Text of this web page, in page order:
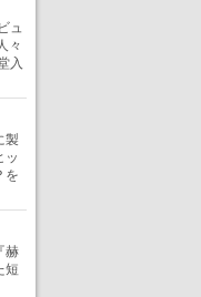
ュ
々
入
製
ッ
を
赫
短